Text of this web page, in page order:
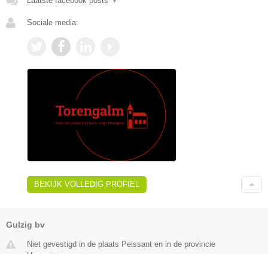
Sociale media:
BEKIJK VOLLEDIG PROFIEL
Gulzig bv
Niet gevestigd in de plaats Peissant en in de provincie